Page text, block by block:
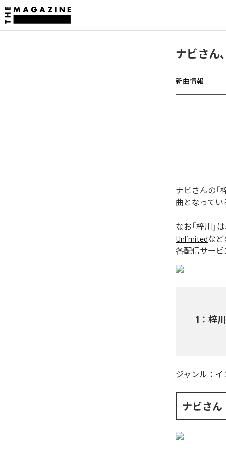
ナビさん
新曲情報
ナビさんの「
曲となってい
なお「梓川 」は
Unlimitedなど
各配信サービ
1 ： 梓川
ジャンル： イ
ナビさん